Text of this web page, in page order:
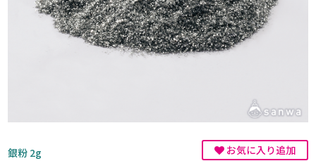
銀粉 2g お気に入り追加